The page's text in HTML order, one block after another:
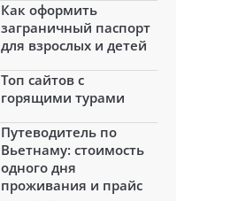
Как оформить
заграничный паспорт
для взрослых и детей
Топ сайтов с
горящими турами
Путеводитель по
Вьетнаму: стоимость
одного дня
проживания и прайс